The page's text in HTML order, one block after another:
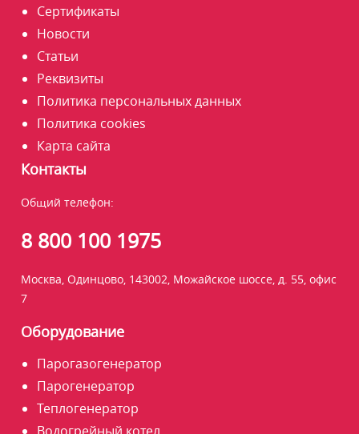
Сертификаты
Новости
Статьи
Реквизиты
Политика персональных данных
Политика cookies
Карта сайта
Контакты
Общий телефон:
8 800 100 1975
Москва, Одинцово, 143002, Можайское шоссе, д. 55, офис
7
Оборудование
Парогазогенератор
Парогенератор
Теплогенератор